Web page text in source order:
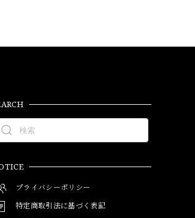
プライバシーポリシー
特定商取引法に基づく表記